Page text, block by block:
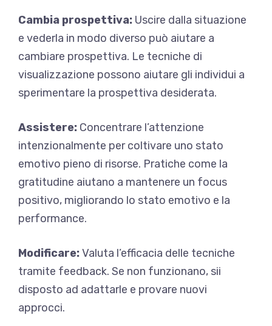
Cambia prospettiva: Uscire dalla situazione
e vederla in modo diverso può aiutare a
cambiare prospettiva. Le tecniche di
visualizzazione possono aiutare gli individui a
sperimentare la prospettiva desiderata.
Assistere: Concentrare l’attenzione
intenzionalmente per coltivare uno stato
emotivo pieno di risorse. Pratiche come la
gratitudine aiutano a mantenere un focus
positivo, migliorando lo stato emotivo e la
performance.
Modificare:Valuta l’efficacia delle tecniche
tramite feedback. Se non funzionano, sii
disposto ad adattarle e provare nuovi
approcci.